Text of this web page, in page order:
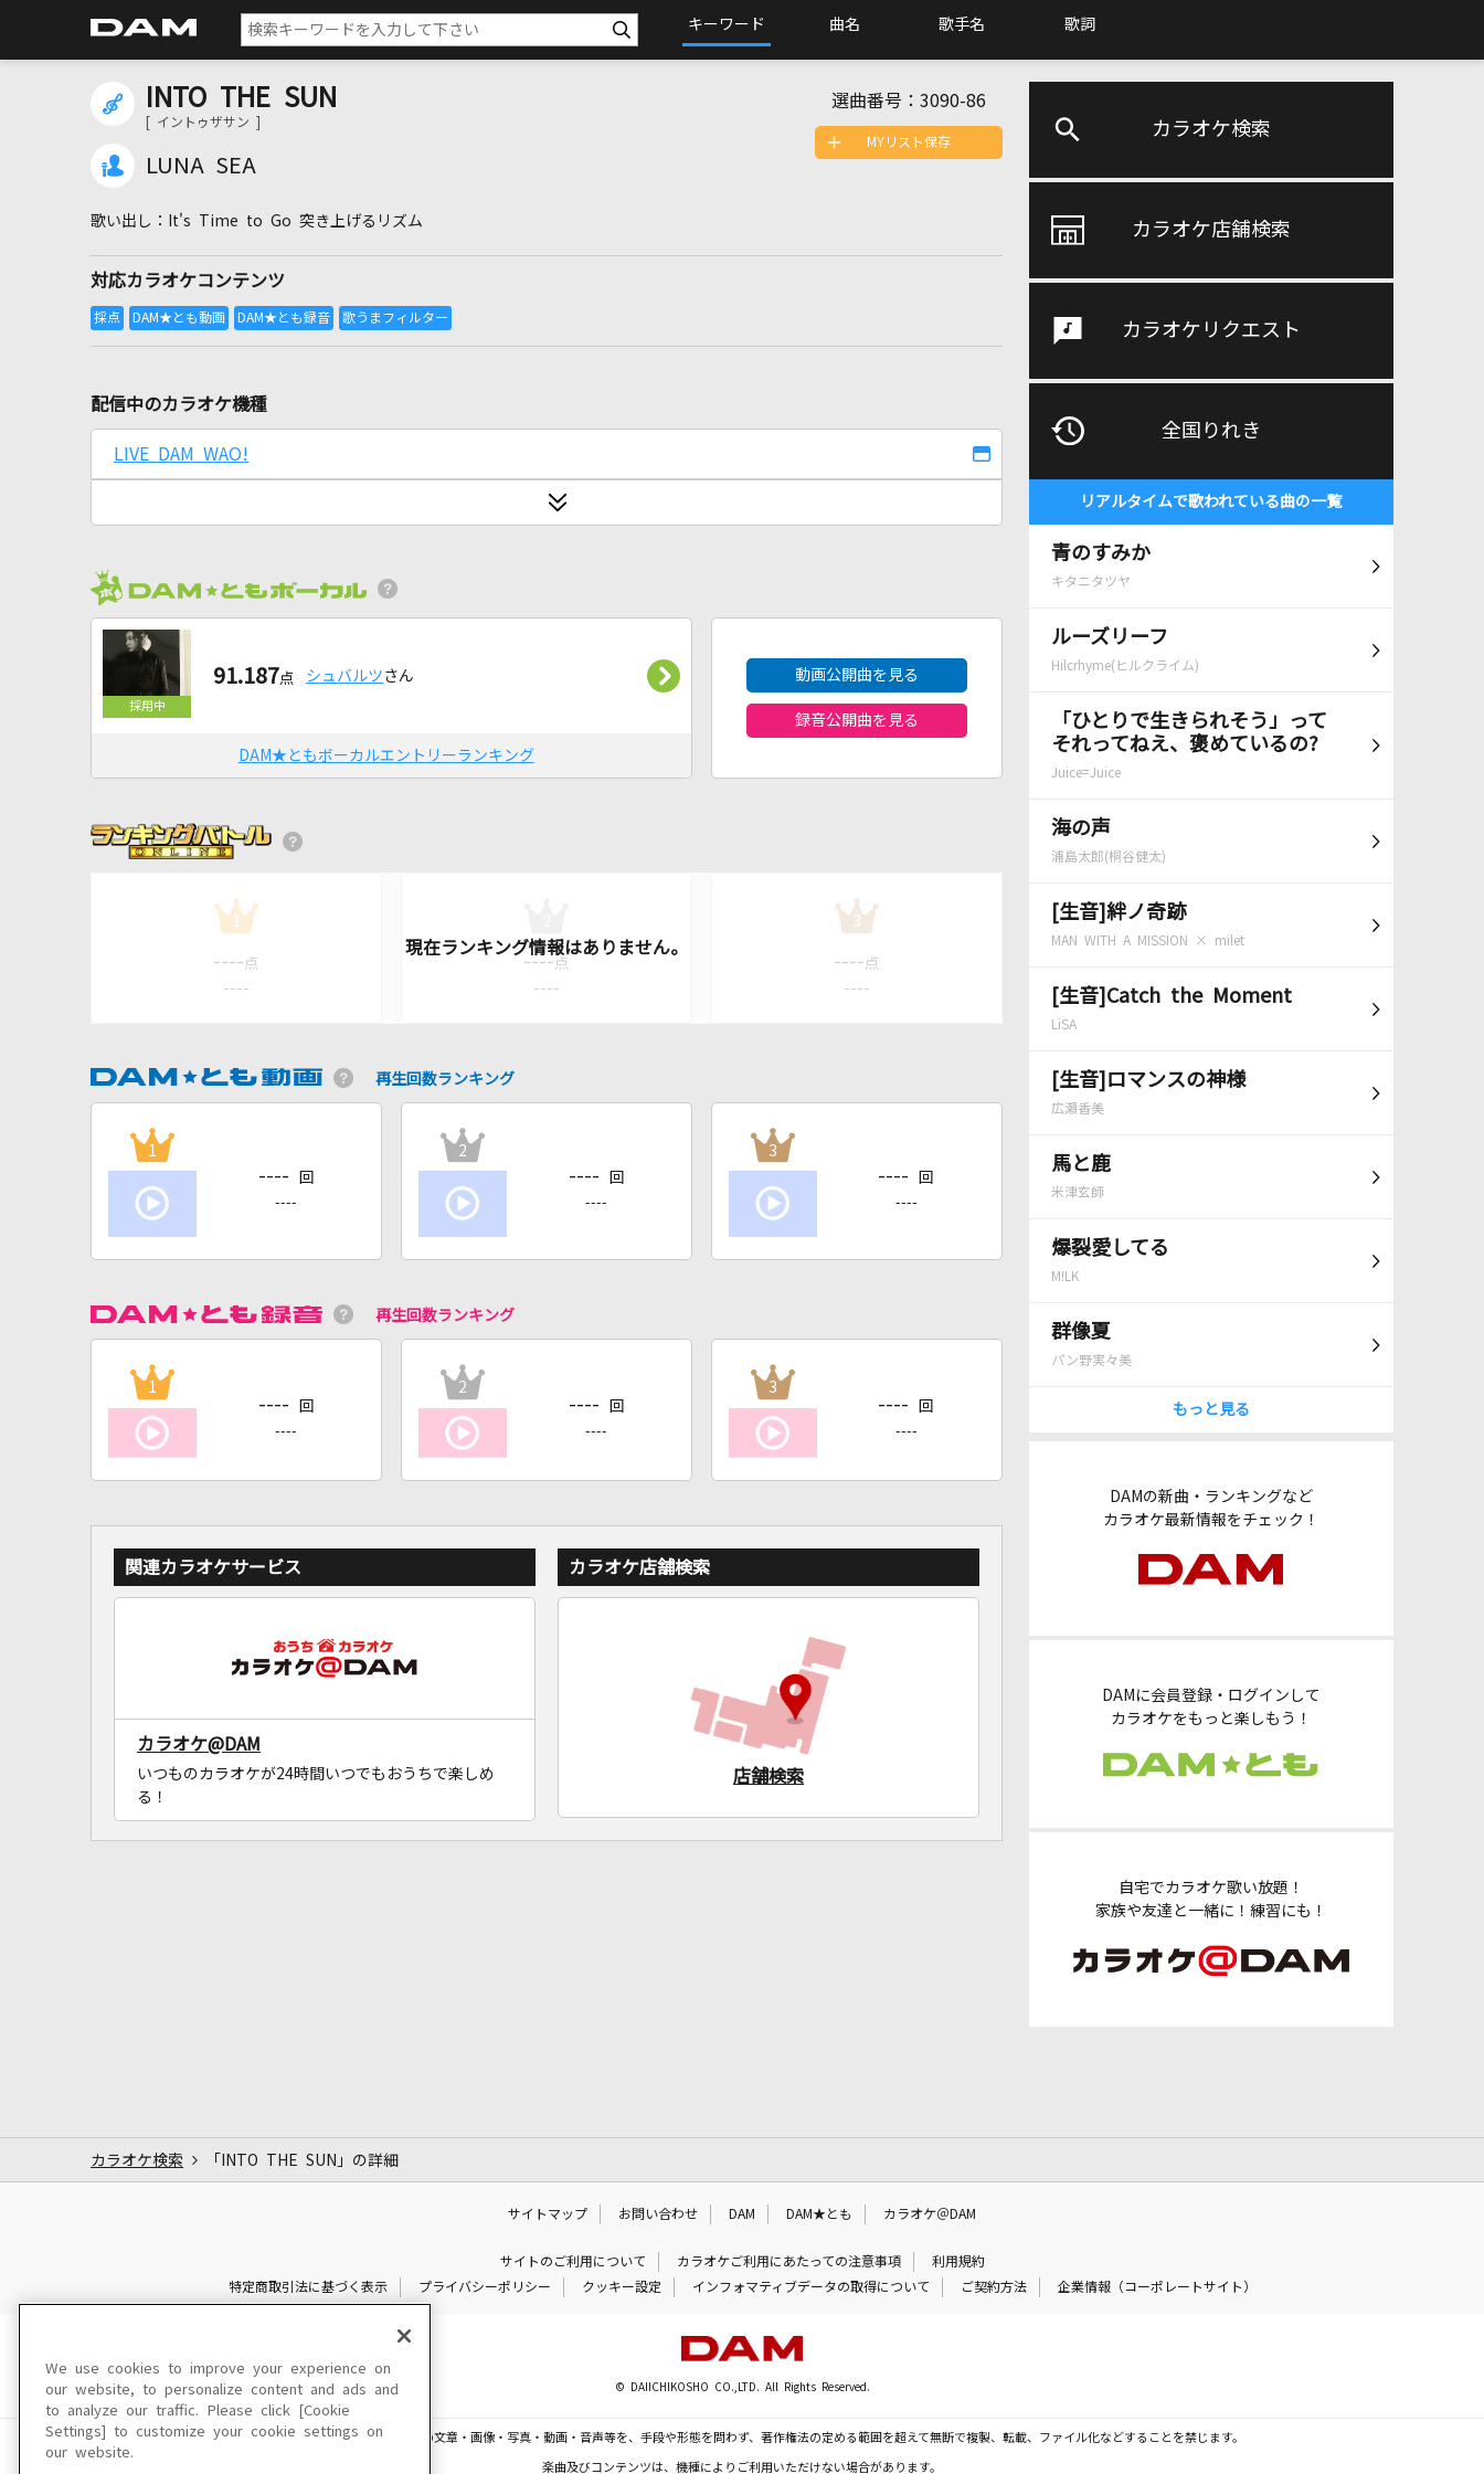
キーワード 曲名 歌手名 歌詞
カラオケ検索
カラオケ店舗検索
カラオケリクエスト
全国りれき
リアルタイムで歌われている曲の一覧
青のすみか
キタニタツヤ
ルーズリーフ
Hilcrhyme(ヒルクライム)
「ひとりで生きられそう」って
それってねえ、褒めているの?
Juice=Juice
海の声
浦島太郎(桐谷健太)
[生音]絆ノ奇跡
MAN WITH A MISSION × milet
[生音]Catch the Moment
LiSA
[生音]ロマンスの神様
広瀬香美
馬と鹿
米津玄師
爆裂愛してる
M!LK
群像夏
パン野実々美
もっと見る
DAMの新曲・ランキングなど
カラオケ最新情報をチェック！
DAMに会員登録・ログインして
カラオケをもっと楽しもう！
自宅でカラオケ歌い放題！
家族や友達と一緒に！練習にも！
INTO THE SUN
[ イントゥザサン ]
LUNA SEA
選曲番号： 3090-86
It's Time to Go 突き上げるリズム
対応カラオケコンテンツ
MYリスト保存
配信中のカラオケ機種
LIVE DAM WAO!
91.187点 シュバルツ さん
DAM★ともボーカルエントリーランキング
動画公開曲を見る
録音公開曲を見る
1
---- 点
----
---- 点
----
3
---- 点
----
再生回数ランキング
1
---- 回
----
2
---- 回
----
3
---- 回
----
再生回数ランキング
1
---- 回
----
2
---- 回
----
3
---- 回
----
関連カラオケサービス
カラオケ@DAM
いつものカラオケが24時間いつでもおうちで楽しめ
る！
カラオケ店舗検索
店舗検索
カラオケ検索 「INTO THE SUN」の詳細
サイトマップ お問い合わせ DAM DAM★とも カラオケ＠DAM
サイトのご利用について カラオケご利用にあたっての注意事項
利用規約
特定商取引法に基づく表示
プライバシーポリシー クッキー設定 インフォマティブデータの取得について ご契約方法 企業情報（コーポレートサイト）
© DAIICHIKOSHO CO.,LTD. All Rights Reserved.
このサイトに掲載されている一切の文章・画像・写真・動画・音声等を、手段や形態を問わず、著作権法の定める範囲を超えて無断で複製、転載、ファイル化などすることを禁じます。
楽曲及びコンテンツは、機種によりご利用いただけない場合があります。
We use cookies to improve your experience on
our website, to personalize content and ads and
to analyze our traffic. Please click [Cookie
Settings] to customize your cookie settings on
our website.